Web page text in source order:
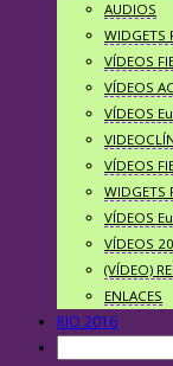
AUDIOS
WIDGETS
VÍDEOS
VÍDEOS
VÍDEOS
VÍDEOS
WIDGETS
VÍDEOS
VÍDEOS
(VÍDEO)
ENLACES
RIO 2016